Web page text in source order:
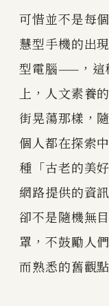
可惜並不是每
慧型手機的出
型電腦——，這
上，人文素養
街晃蕩那樣，
個人都在探索
種「古老的美
網路提供的資
卻不是隨機無
罩，不鼓勵人
而熟悉的舊觀點